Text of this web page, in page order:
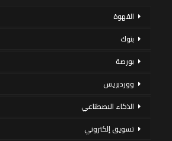
القهوة
بنوك
بورصة
ووردبريس
الذكاء الاصطناعي
تسويق إلكتروني